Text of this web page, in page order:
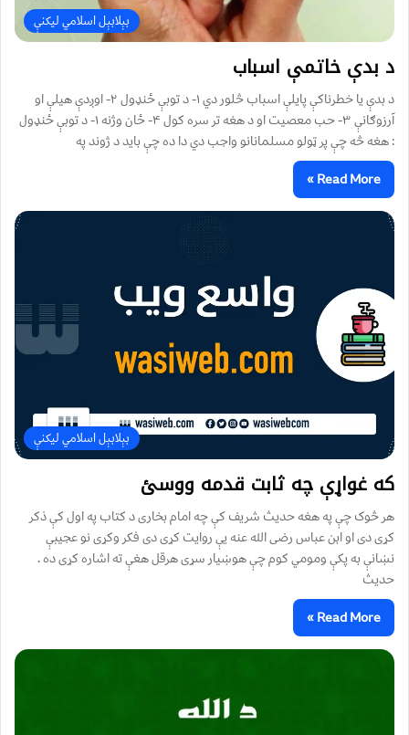
بېلابېل اسلامي لیکنې
د بدې خاتمې اسباب
د بدې يا خطرناکې پايلې اسباب څلور دي ۱- د توبې ځنډول ۲- اوږدې هيلې او
آرزوګانې ۳- حب معصيت او د هغه تر سره کول ۴- ځان وژنه ۱- د توبې ځنډول
: هغه څه چې پر ټولو مسلمانانو واجب دي دا ده چې بايد د ژوند په
Read More »
بېلابېل اسلامي لیکنې
که غواړې چه ثابت قدمه ووسئ
هر څوک چې په هغه حدیث شریف کې چه امام بخاری د کتاب په اول کې ذکر
کړی دی او ابن عباس رضی الله عنه يې روايت کړی دی فکر وکړی نو عجیبې
نښانې به پکې ومومي کوم چې هوښيار سړی هرقل هغې ته اشاره کړی ده .
حديث
Read More »